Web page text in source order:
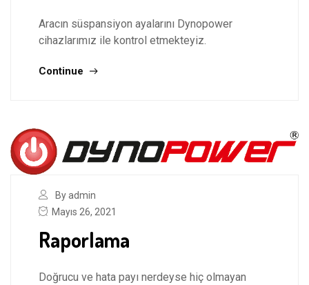
Aracın süspansiyon ayalarını Dynopower
cihazlarımız ile kontrol etmekteyiz.
Continue
By admin
Mayıs 26, 2021
Raporlama
Doğrucu ve hata payı nerdeyse hiç olmayan